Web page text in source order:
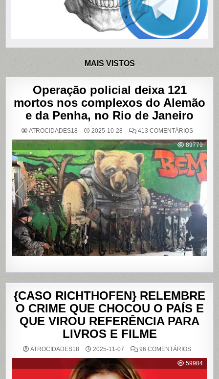
MAIS VISTOS
Operação policial deixa 121
mortos nos complexos do Alemão
e da Penha, no Rio de Janeiro
ATROCIDADES18 2025-10-28 413 COMENTÁRIOSEM
POLICIAL
DEIXA
121
MORTOS
NOS
DO
ALEMÃO
PENHA,
NO
RIO
89779
{CASO RICHTHOFEN} RELEMBRE
O CRIME QUE CHOCOU O PAÍS E
QUE VIROU REFERÊNCIA PARA
LIVROS E FILME
ATROCIDADES18 2025-11-07 96 COMENTÁRIOSEM
59984